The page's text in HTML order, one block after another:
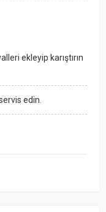
ekleyip karıştırın
edin.